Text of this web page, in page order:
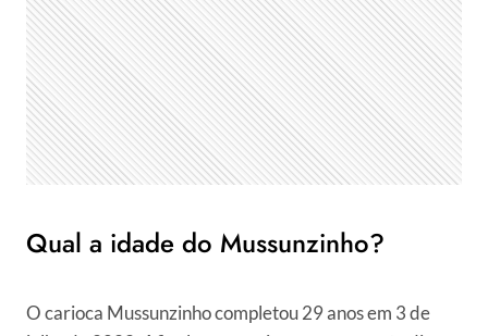
Qual a idade do Mussunzinho?
O carioca Mussunzinho completou 29 anos em 3 de